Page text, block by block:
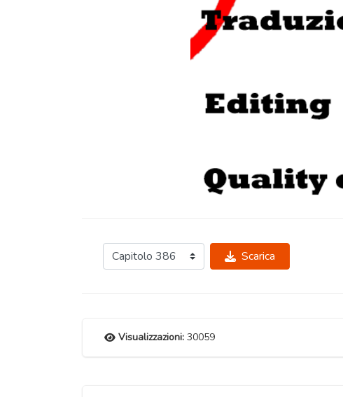
Scarica
Visualizzazioni: 30059